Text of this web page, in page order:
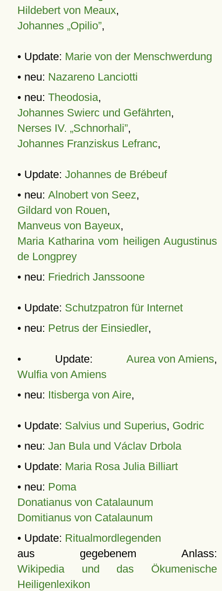
Hildebert von Meaux,
Johannes „Opilio”,
• Update: Marie von der Menschwerdung
• neu: Nazareno Lanciotti
• neu: Theodosia,
Johannes Swierc und Gefährten,
Nerses IV. „Schnorhali”,
Johannes Franziskus Lefranc,
• Update: Johannes de Brébeuf
• neu: Alnobert von Seez,
Gildard von Rouen,
Manveus von Bayeux,
Maria Katharina vom heiligen Augustinus
de Longprey
• neu: Friedrich Janssoone
• Update: Schutzpatron für Internet
• neu: Petrus der Einsiedler,
• Update: Aurea von Amiens,
Wulfia von Amiens
• neu: Itisberga von Aire,
• Update: Salvius und Superius, Godric
• neu: Jan Bula und Václav Drbola
• Update: Maria Rosa Julia Billiart
• neu: Poma
Donatianus von Catalaunum
Domitianus von Catalaunum
• Update: Ritualmordlegenden
aus gegebenem Anlass:
Wikipedia und das Ökumenische
Heiligenlexikon